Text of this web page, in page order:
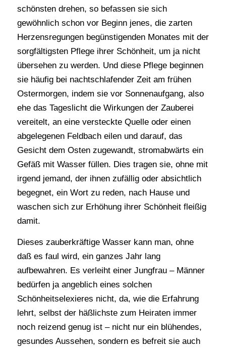
schönsten drehen, so befassen sie sich
gewöhnlich schon vor Beginn jenes, die zarten
Herzensregungen begünstigenden Monates mit der
sorgfältigsten Pflege ihrer Schönheit, um ja nicht
übersehen zu werden. Und diese Pflege beginnen
sie häufig bei nachtschlafender Zeit am frühen
Ostermorgen, indem sie vor Sonnenaufgang, also
ehe das Tageslicht die Wirkungen der Zauberei
vereitelt, an eine versteckte Quelle oder einen
abgelegenen Feldbach eilen und darauf, das
Gesicht dem Osten zugewandt, stromabwärts ein
Gefäß mit Wasser füllen. Dies tragen sie, ohne mit
irgend jemand, der ihnen zufällig oder absichtlich
begegnet, ein Wort zu reden, nach Hause und
waschen sich zur Erhöhung ihrer Schönheit fleißig
damit.
Dieses zauberkräftige Wasser kann man, ohne
daß es faul wird, ein ganzes Jahr lang
aufbewahren. Es verleiht einer Jungfrau – Männer
bedürfen ja angeblich eines solchen
Schönheitselexieres nicht, da, wie die Erfahrung
lehrt, selbst der häßlichste zum Heiraten immer
noch reizend genug ist – nicht nur ein blühendes,
gesundes Aussehen, sondern es befreit sie auch